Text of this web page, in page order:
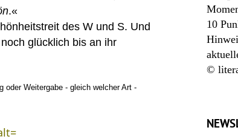
.«
des W und S. Und
glücklich bis an ihr
oder Weitergabe - gleich welcher Art -
10
©